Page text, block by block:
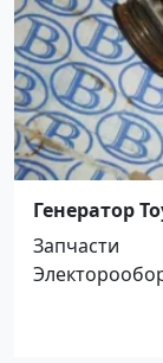
Генератор
Запчасти